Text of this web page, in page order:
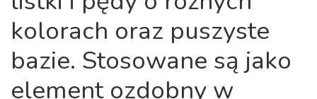
kolorach oraz puszyste
bazie. Stosowane są jako
element ozdobny w